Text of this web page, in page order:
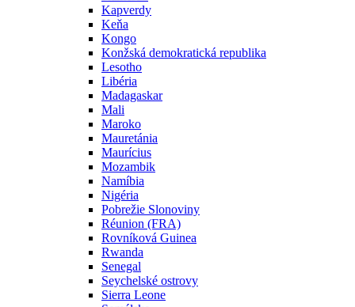
Kapverdy
Keňa
Kongo
Konžská demokratická republika
Lesotho
Libéria
Madagaskar
Mali
Maroko
Mauretánia
Maurícius
Mozambik
Namíbia
Nigéria
Pobrežie Slonoviny
Réunion (FRA)
Rovníková Guinea
Rwanda
Senegal
Seychelské ostrovy
Sierra Leone